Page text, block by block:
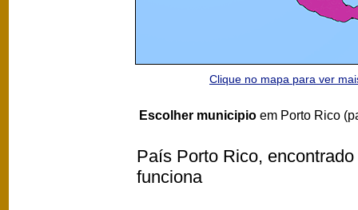
Clique no mapa para ver
Escolher municipio em Porto Rico
País Porto Rico,
funciona